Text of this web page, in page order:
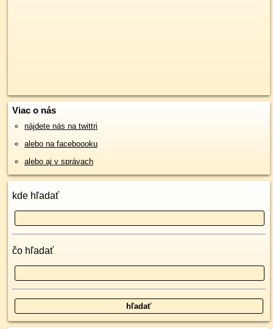
Viac o nás
nájdete nás na twittri
alebo na faceboooku
alebo aj v správach
kde hľadať
čo hľadať